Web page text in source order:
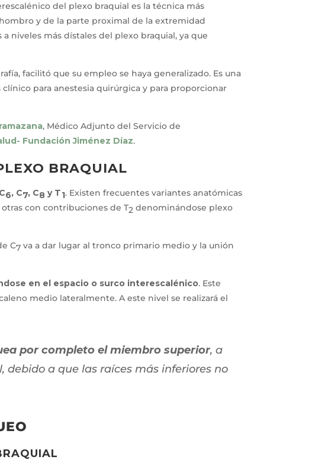
del plexo braquial es la técnica más
y de la parte proximal de la extremidad
niveles más dístales del plexo braquial, ya que
facilitó que su empleo se haya generalizado. Es una
para anestesia quirúrgica y para proporcionar
, Médico Adjunto del Servicio de
Fundación Jiménez Díaz.
BRAQUIAL
6, C7, C8 y T1. Existen frecuentes variantes anatómicas
con contribuciones de T2 denominándose plexo
C7 va a dar lugar al tronco primario medio y la unión
en el espacio o surco interescalénico. Este
medio lateralmente. A este nivel se realizará el
por completo el miembro superior, a
a que las raíces más inferiores no